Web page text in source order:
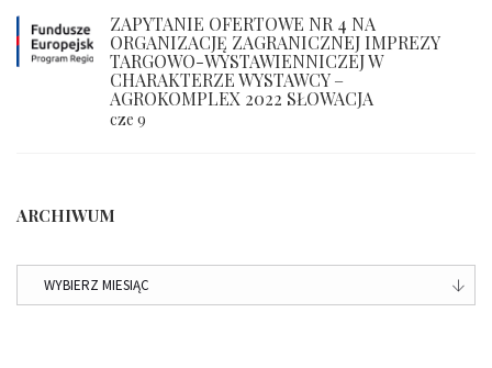
ZAPYTANIE OFERTOWE NR 4 NA
ORGANIZACJĘ ZAGRANICZNEJ IMPREZY
TARGOWO-WYSTAWIENNICZEJ W
CHARAKTERZE WYSTAWCY –
AGROKOMPLEX 2022 SŁOWACJA
cze 9
ARCHIWUM
ARCHIWUM